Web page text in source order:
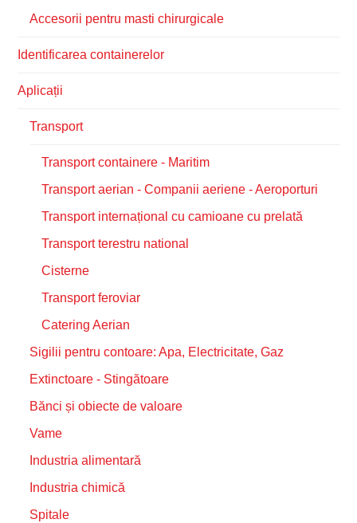
Accesorii pentru masti chirurgicale
Identificarea containerelor
Aplicații
Transport
Transport containere - Maritim
Transport aerian - Companii aeriene - Aeroporturi
Transport internațional cu camioane cu prelată
Transport terestru national
Cisterne
Transport feroviar
Catering Aerian
Sigilii pentru contoare: Apa, Electricitate, Gaz
Extinctoare - Stingătoare
Bănci și obiecte de valoare
Vame
Industria alimentară
Industria chimică
Spitale